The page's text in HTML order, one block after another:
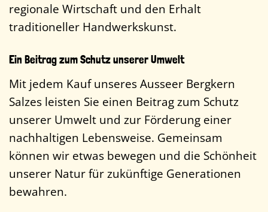
regionale Wirtschaft und den Erhalt
traditioneller Handwerkskunst.
Ein Beitrag zum Schutz unserer Umwelt
Mit jedem Kauf unseres Ausseer Bergkern
Salzes leisten Sie einen Beitrag zum Schutz
unserer Umwelt und zur Förderung einer
nachhaltigen Lebensweise. Gemeinsam
können wir etwas bewegen und die Schönheit
unserer Natur für zukünftige Generationen
bewahren.